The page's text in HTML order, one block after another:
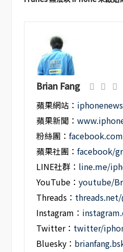
Brian Fang
蘋果網站：
蘋果新聞：
粉絲團：
蘋果社團：facebook/
LINE社群： line.me/
YouTube：youtube/
Threads：
Instagram：
Twitter： twitter/
Bluesky：